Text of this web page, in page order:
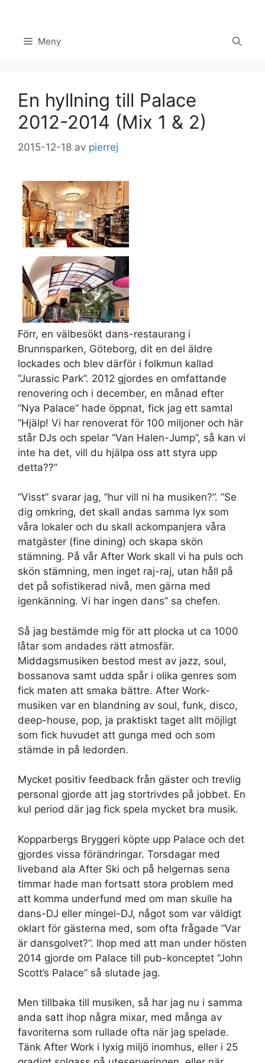
innehåll Meny
En hyllning till Palace
2012-2014 (Mix 1 & 2)
2015-12-18 av pierrej
Förr, en välbesökt dans-restaurang i
Brunnsparken, Göteborg, dit en del äldre
lockades och blev därför i folkmun kallad
”Jurassic Park”. 2012 gjordes en omfattande
renovering och i december, en månad efter
”Nya Palace” hade öppnat, fick jag ett samtal
”Hjälp! Vi har renoverat för 100 miljoner och här
står DJs och spelar ”Van Halen-Jump”, så kan vi
inte ha det, vill du hjälpa oss att styra upp
detta??”
”Visst” svarar jag, ”hur vill ni ha musiken?”. ”Se
dig omkring, det skall andas samma lyx som
våra lokaler och du skall ackompanjera våra
matgäster (fine dining) och skapa skön
stämning. På vår After Work skall vi ha puls och
skön stämning, men inget raj-raj, utan håll på
det på sofistikerad nivå, men gärna med
igenkänning. Vi har ingen dans” sa chefen.
Så jag bestämde mig för att plocka ut ca 1000
låtar som andades rätt atmosfär.
Middagsmusiken bestod mest av jazz, soul,
bossanova samt udda spår i olika genres som
fick maten att smaka bättre. After Work-
musiken var en blandning av soul, funk, disco,
deep-house, pop, ja praktiskt taget allt möjligt
som fick huvudet att gunga med och som
stämde in på ledorden.
Mycket positiv feedback från gäster och trevlig
personal gjorde att jag stortrivdes på jobbet. En
kul period där jag fick spela mycket bra musik.
Kopparbergs Bryggeri köpte upp Palace och det
gjordes vissa förändringar. Torsdagar med
liveband ala After Ski och på helgernas sena
timmar hade man fortsatt stora problem med
att komma underfund med om man skulle ha
dans-DJ eller mingel-DJ, något som var väldigt
oklart för gästerna med, som ofta frågade ”Var
är dansgolvet?”. Ihop med att man under hösten
2014 gjorde om Palace till pub-konceptet ”John
Scott’s Palace” så slutade jag.
Men tillbaka till musiken, så har jag nu i samma
anda satt ihop några mixar, med många av
favoriterna som rullade ofta när jag spelade.
Tänk After Work i lyxig miljö inomhus, eller i 25